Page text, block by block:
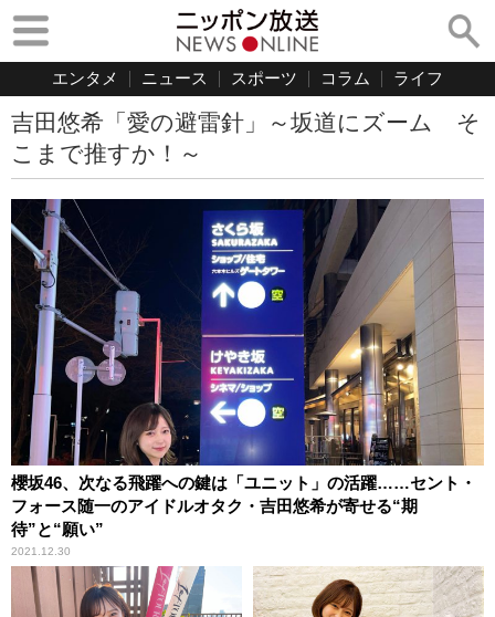
エンタメ ニュース スポーツ コラム ライフ
吉田悠希「愛の避雷針」～坂道にズーム そ
こまで推すか！～
櫻坂46、次なる飛躍への鍵は「ユニット」の活躍……セント・
フォース随一のアイドルオタク・吉田悠希が寄せる“期
待”と“願い”
2021.12.30